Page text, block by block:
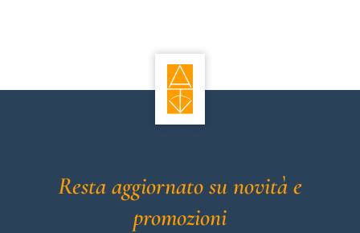
Resta aggiornato su novità e
promozioni